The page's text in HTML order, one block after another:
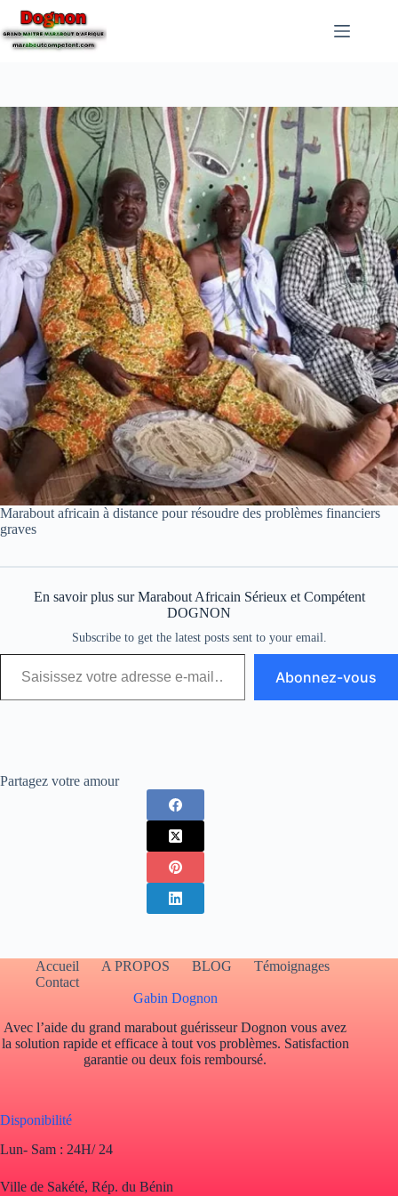
Marabout africain à distance pour résoudre des problèmes financiers
graves
En savoir plus sur Marabout Africain Sérieux et Compétent
DOGNON
Subscribe to get the latest posts sent to your email.
Abonnez-vous
Partagez votre amour
Accueil A PROPOS BLOG
Témoignages
Contact
Gabin Dognon
Avec l’aide du grand marabout guérisseur Dognon vous avez
la solution rapide et efficace à tout vos problèmes. Satisfaction
garantie ou deux fois remboursé.
Disponibilité
Lun- Sam : 24H/ 24
Ville de Sakété, Rép. du Bénin